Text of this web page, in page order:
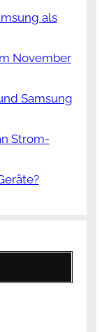
als
November
Samsung
Strom-